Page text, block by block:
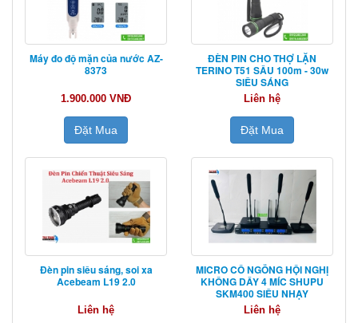
Máy đo độ mặn của nước AZ-
8373
1.900.000 VNĐ
Đặt Mua
ĐÈN PIN CHO THỢ LẶN
TERINO T51 SÂU 100m - 30w
SIÊU SÁNG
Liên hệ
Đặt Mua
Đèn pin siêu sáng, soi xa
Acebeam L19 2.0
Liên hệ
MICRO CỔ NGỖNG HỘI NGHỊ
KHÔNG DÂY 4 MÍC SHUPU
SKM400 SIÊU NHẠY
Liên hệ